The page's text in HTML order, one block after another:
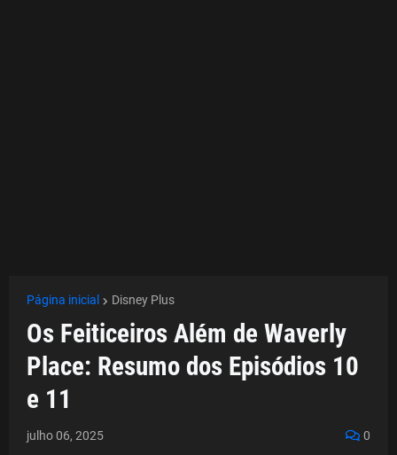
Página inicial Disney Plus
Os Feiticeiros Além de Waverly
Place: Resumo dos Episódios 10
e 11
julho 06, 2025 0